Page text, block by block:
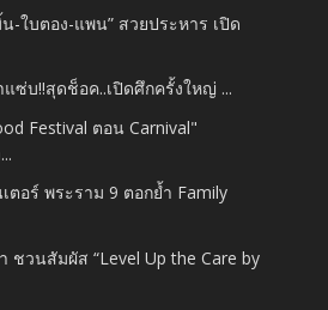
น-ใบตอง-แพน” สวยประหาร เปิด
ซ่บ!!สุดช็อค..เปิดศึกครั้งใหญ่ ...
Festival ตอน Carnival"
ตอร์ พระราม 9 ตอกย้ำ Family
ชวนสัมผัส “Level Up the Care by